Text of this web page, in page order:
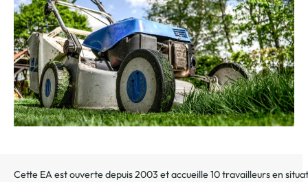
dossier
Cette EA est ouverte depuis 2003 et accueille 10 travailleurs en